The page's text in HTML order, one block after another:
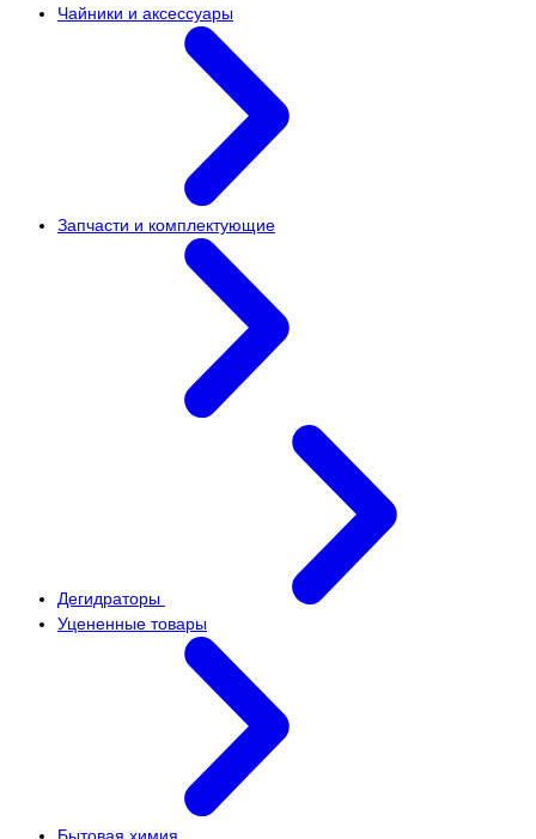
Чайники и аксессуары
Запчасти и комплектующие
Дегидраторы
Уцененные товары
Бытовая химия